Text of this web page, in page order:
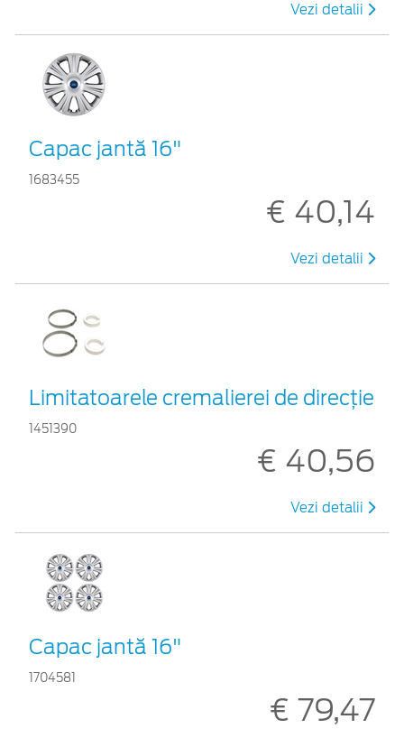
Vezi detalii
Capac jantă 16"
1683455
€ 40,14
Vezi detalii
Limitatoarele cremalierei de direcţie
1451390
€ 40,56
Vezi detalii
Capac jantă 16"
1704581
€ 79,47